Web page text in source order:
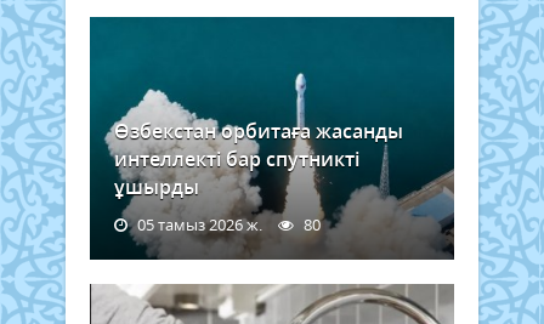
Өзбекстан орбитаға жасанды
интеллекті бар спутникті
ұшырды
05 тамыз 2026 ж. 80